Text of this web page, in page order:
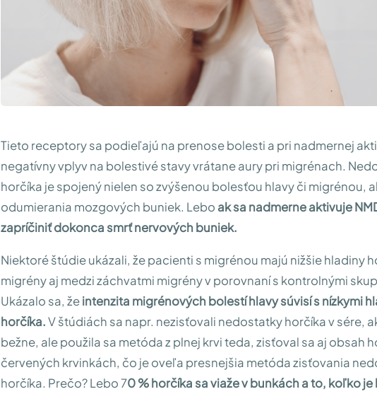
Tieto receptory sa podieľajú na prenose bolesti a pri nadmernej
negatívny vplyv na bolestivé stavy vrátane aury pri migrénach.
horčíka je spojený nielen so zvýšenou bolesťou hlavy či migrénou,
odumierania mozgových buniek. Lebo ak sa nadmerne aktivuje
zapríčiniť dokonca smrť nervových buniek.
Niektoré štúdie ukázali, že pacienti s migrénou majú nižšie hladiny
migrény aj medzi záchvatmi migrény v porovnaní s kontrolnými
Ukázalo sa, žeintenzita migrénových bolestí hlavy súvisí s nízkymi
horčíka.V štúdiách sa napr. nezisťovali nedostatky horčíka v sére,
bežne, ale použila sa metóda z plnej krvi teda, zisťoval sa aj obsah
červených krvinkách, čo je oveľa presnejšia metóda zisťovania
horčíka. Prečo? Lebo 70 % horčíka sa viaže v bunkách a to, koľko je